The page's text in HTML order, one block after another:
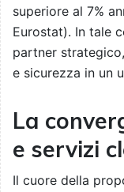
superiore al 7%
Eurostat). In tale
partner
e sicurezza in un
La
e servizi
Il cuore della